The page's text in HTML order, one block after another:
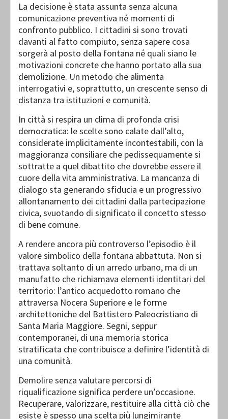
La decisione è stata assunta senza alcuna
comunicazione preventiva né momenti di
confronto pubblico. I cittadini si sono trovati
davanti al fatto compiuto, senza sapere cosa
sorgerà al posto della fontana né quali siano le
motivazioni concrete che hanno portato alla sua
demolizione. Un metodo che alimenta
interrogativi e, soprattutto, un crescente senso di
distanza tra istituzioni e comunità.
In città si respira un clima di profonda crisi
democratica: le scelte sono calate dall’alto,
considerate implicitamente incontestabili, con la
maggioranza consiliare che pedissequamente si
sottratte a quel dibattito che dovrebbe essere il
cuore della vita amministrativa. La mancanza di
dialogo sta generando sfiducia e un progressivo
allontanamento dei cittadini dalla partecipazione
civica, svuotando di significato il concetto stesso
di bene comune.
A rendere ancora più controverso l’episodio è il
valore simbolico della fontana abbattuta. Non si
trattava soltanto di un arredo urbano, ma di un
manufatto che richiamava elementi identitari del
territorio: l’antico acquedotto romano che
attraversa Nocera Superiore e le forme
architettoniche del Battistero Paleocristiano di
Santa Maria Maggiore. Segni, seppur
contemporanei, di una memoria storica
stratificata che contribuisce a definire l’identità di
una comunità.
Demolire senza valutare percorsi di
riqualificazione significa perdere un’occasione.
Recuperare, valorizzare, restituire alla città ciò che
esiste è spesso una scelta più lungimirante